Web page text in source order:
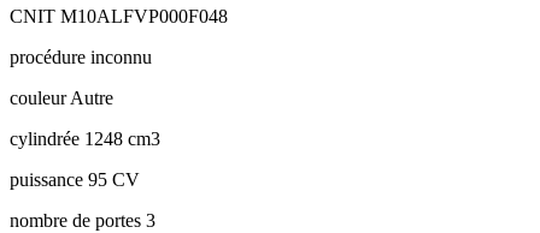
CNIT M10ALFVP000F048
procédure inconnu
couleurAutre
cylindrée 1248 cm3
puissance 95 CV
nombre de portes 3